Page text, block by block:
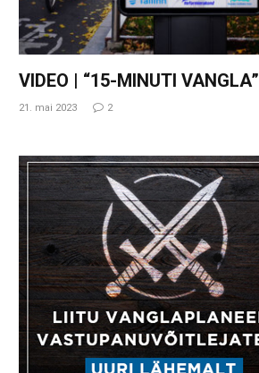
VIDEO | “15-MINUTI VANGLA”
21. mai 2023 2